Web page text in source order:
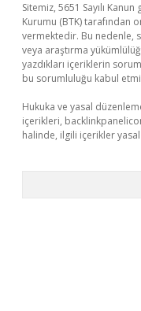
Sitemiz, 5651 Sayılı
Kurumu (BTK) tarafından
vermektedir. Bu nedenle,
veya araştırma
yazdıkları içeriklerin
bu sorumluluğu kabul
Hukuka ve yasal
içerikleri,
halinde, ilgili içerikler